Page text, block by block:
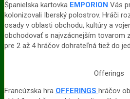
Španielska kartovka EMPORION Vás
kolonizovali Iberský polostrov. Hráči
osady v oblasti obchodu, kultúry a
obchodovať s najvzácnejším tovarom
pre 2 až 4 hráčov dohrateľná tiež do
Offerings
Francúzska hra OFFERI NGS hráčov